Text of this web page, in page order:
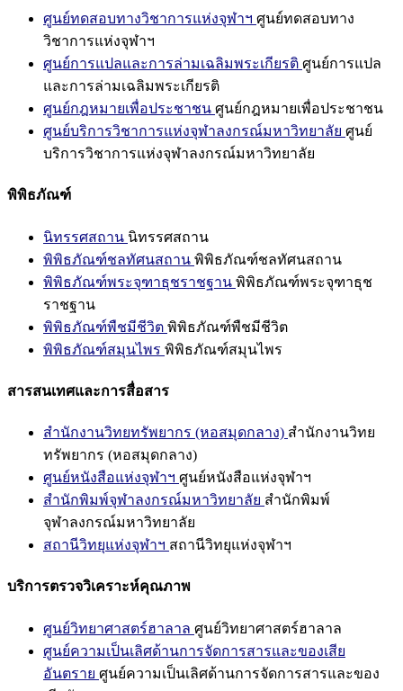
ศูนย์ทดสอบทางวิชาการแห่งจุฬาฯ ศูนย์ทดสอบทาง
วิชาการแห่งจุฬาฯ
ศูนย์การแปลและการล่ามเฉลิมพระเกียรติ ศูนย์การแปล
และการล่ามเฉลิมพระเกียรติ
ศูนย์กฎหมายเพื่อประชาชน ศูนย์กฎหมายเพื่อประชาชน
ศูนย์บริการวิชาการแห่งจุฬาลงกรณ์มหาวิทยาลัย ศูนย์
บริการวิชาการแห่งจุฬาลงกรณ์มหาวิทยาลัย
พิพิธภัณฑ์
นิทรรศสถาน นิทรรศสถาน
พิพิธภัณฑ์ชลทัศนสถาน พิพิธภัณฑ์ชลทัศนสถาน
พิพิธภัณฑ์พระจุฑาธุชราชฐาน พิพิธภัณฑ์พระจุฑาธุช
ราชฐาน
พิพิธภัณฑ์พืชมีชีวิต พิพิธภัณฑ์พืชมีชีวิต
พิพิธภัณฑ์สมุนไพร พิพิธภัณฑ์สมุนไพร
สารสนเทศและการสื่อสาร
สำนักงานวิทยทรัพยากร (หอสมุดกลาง) สำนักงานวิทย
ทรัพยากร (หอสมุดกลาง)
ศูนย์หนังสือแห่งจุฬาฯ ศูนย์หนังสือแห่งจุฬาฯ
สำนักพิมพ์จุฬาลงกรณ์มหาวิทยาลัย สำนักพิมพ์
จุฬาลงกรณ์มหาวิทยาลัย
สถานีวิทยุแห่งจุฬาฯ สถานีวิทยุแห่งจุฬาฯ
บริการตรวจวิเคราะห์คุณภาพ
ศูนย์วิทยาศาสตร์ฮาลาล ศูนย์วิทยาศาสตร์ฮาลาล
ศูนย์ความเป็นเลิศด้านการจัดการสารและของเสีย
อันตราย ศูนย์ความเป็นเลิศด้านการจัดการสารและของ